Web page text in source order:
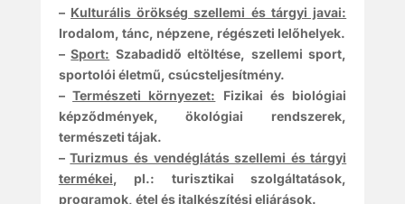
– Kulturális örökség szellemi és tárgyi javai:
Irodalom, tánc, népzene, régészeti lelőhelyek.
–Sport: Szabadidő eltöltése, szellemi sport,
sportolói életmű, csúcsteljesítmény.
–Természeti környezet: Fizikai és biológiai
képződmények, ökológiai rendszerek,
természeti tájak.
–Turizmus és vendéglátás szellemi és tárgyi
termékei, pl.: turisztikai szolgáltatások,
programok, étel és italkészítési eljárások.